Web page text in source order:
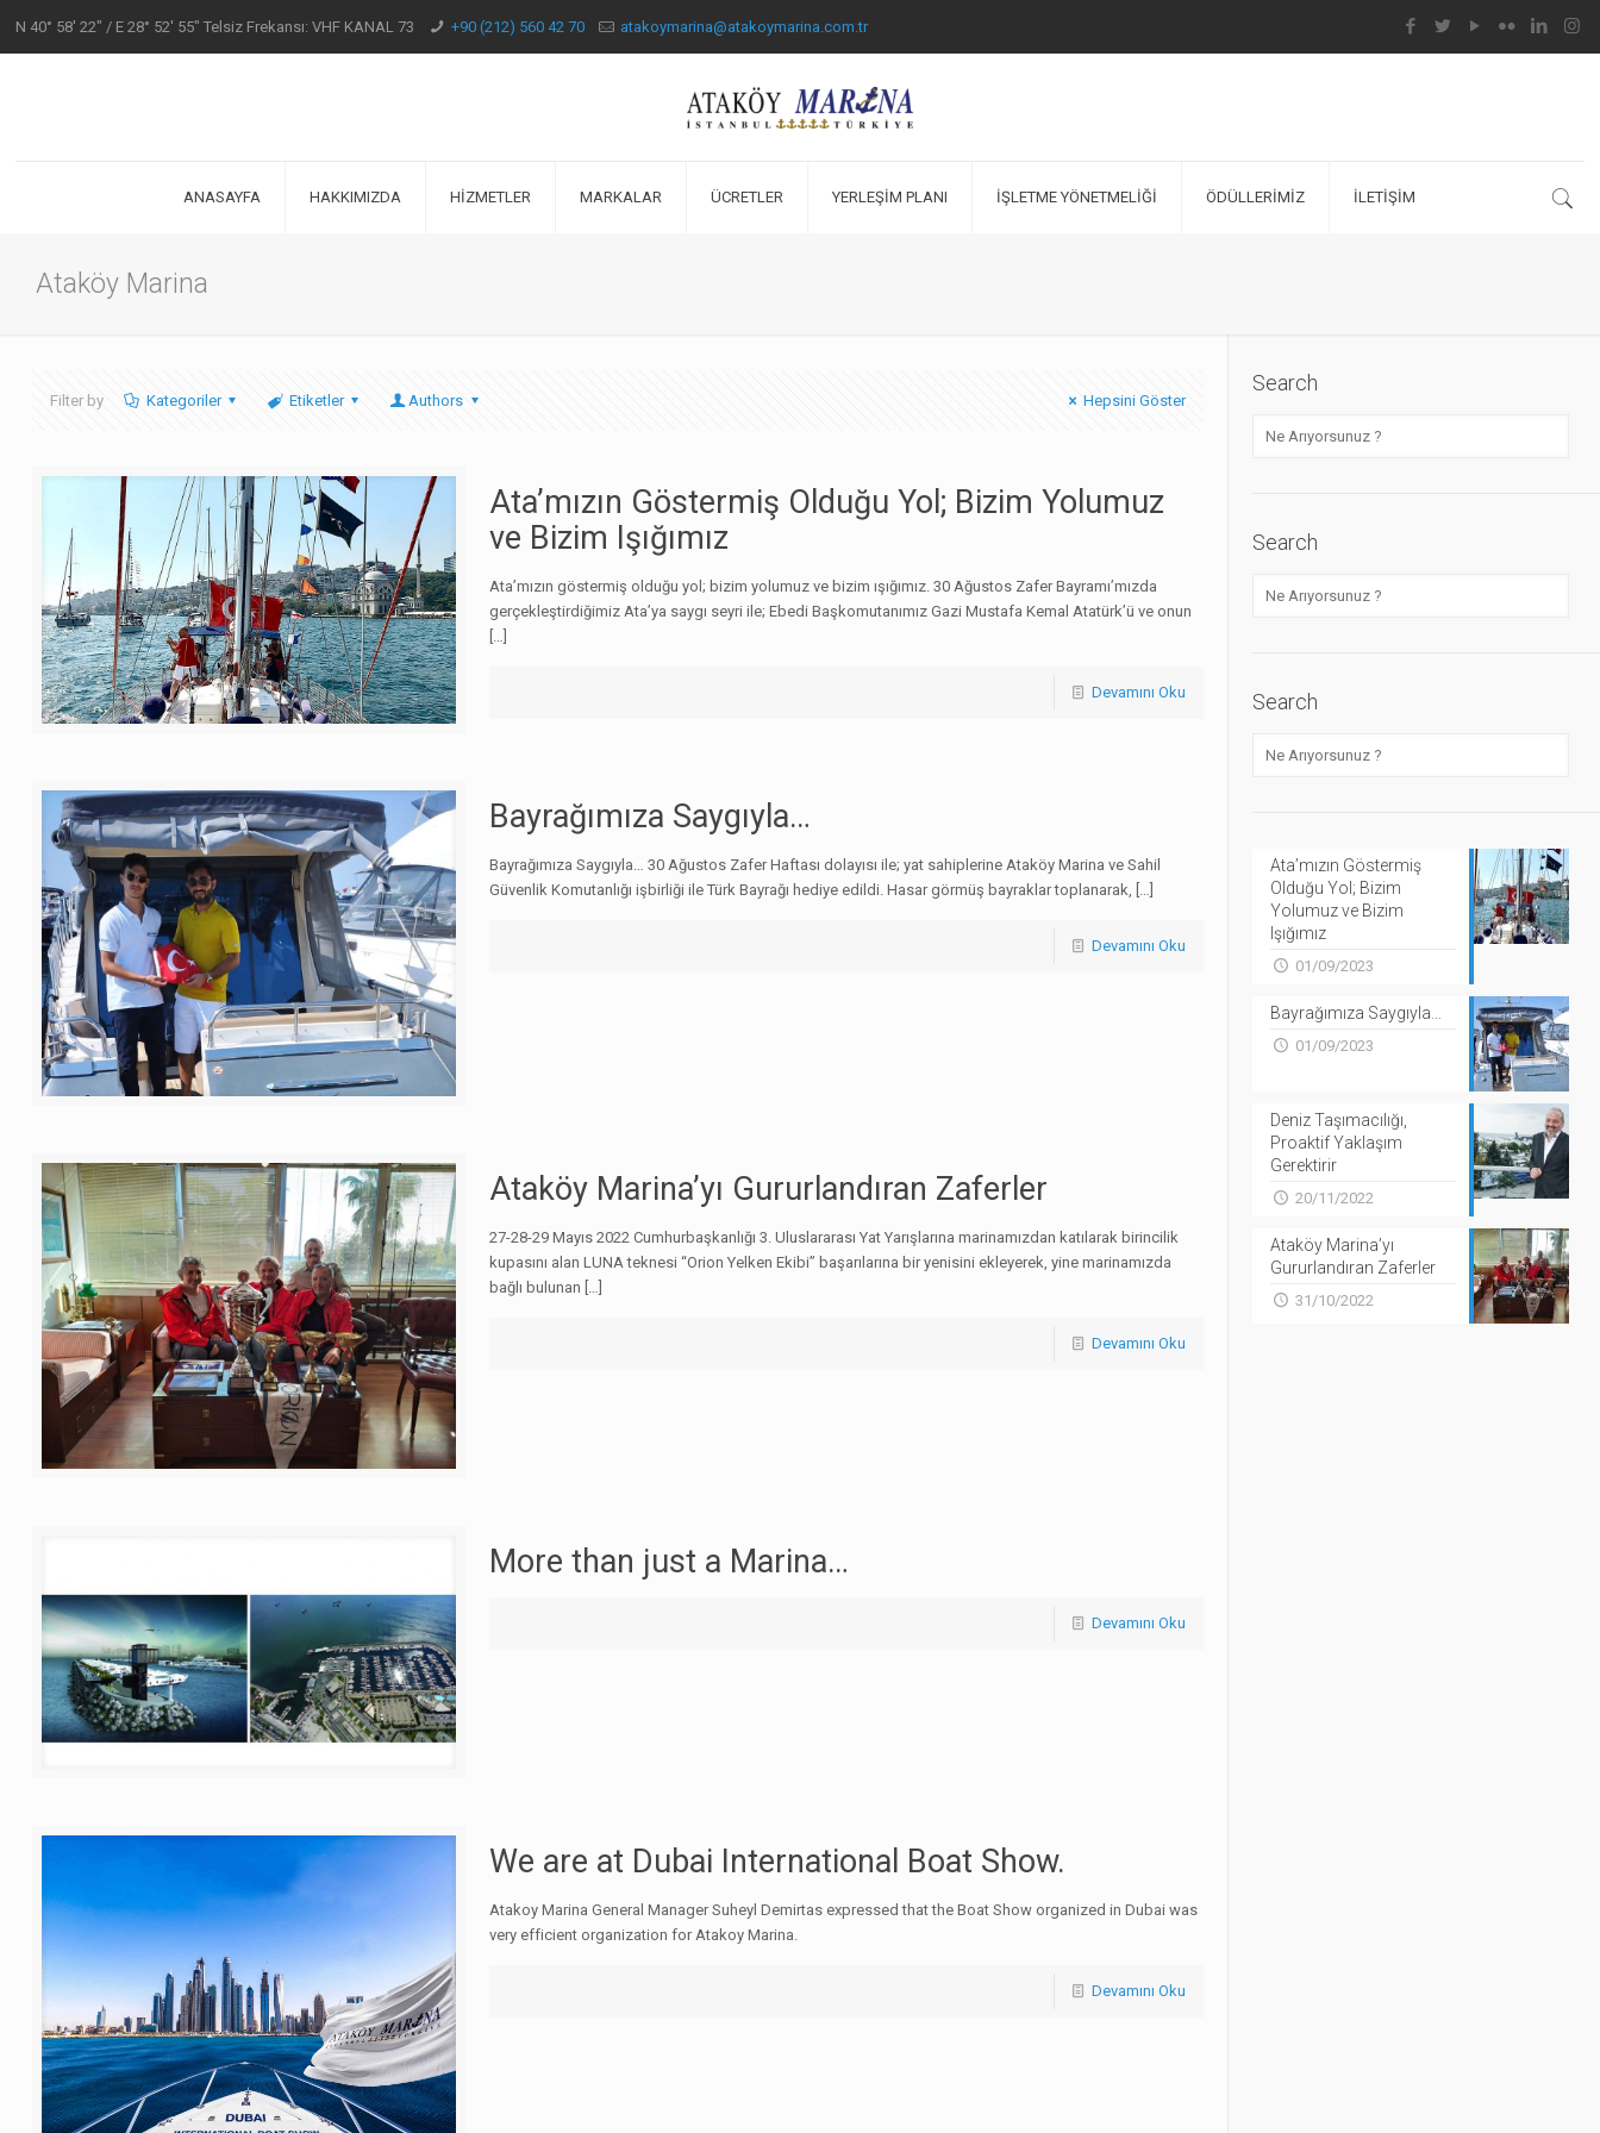
N 40° 58' 22" / E 28° 52' 55" Telsiz Frekansı: VHF KANAL 73 +90 (212) 560 42 70 atakoymarina@atakoymarina.com.tr
ANASAYFA HAKKIMIZDA HİZMETLER MARKALAR ÜCRETLER YERLEŞİM PLANI İŞLETME YÖNETMELİĞİ ÖDÜLLERİMİZ İLETİŞİM
Ataköy Marina
Filter by Kategoriler Etiketler Authors Hepsini Göster
Ata’mızın Göstermiş Olduğu Yol; Bizim Yolumuz
ve Bizim Işığımız
Ata’mızın göstermiş olduğu yol; bizim yolumuz ve bizim ışığımız. 30 Ağustos Zafer Bayramı’mızda
gerçekleştirdiğimiz Ata’ya saygı seyri ile; Ebedi Başkomutanımız Gazi Mustafa Kemal Atatürk’ü ve onun
[…]
Devamını Oku
Bayrağımıza Saygıyla…
Bayrağımıza Saygıyla… 30 Ağustos Zafer Haftası dolayısı ile; yat sahiplerine Ataköy Marina ve Sahil
Güvenlik Komutanlığı işbirliği ile Türk Bayrağı hediye edildi. Hasar görmüş bayraklar toplanarak, […]
Devamını Oku
Ataköy Marina’yı Gururlandıran Zaferler
27-28-29 Mayıs 2022 Cumhurbaşkanlığı 3. Uluslararası Yat Yarışlarına marinamızdan katılarak birincilik
kupasını alan LUNA teknesi “Orion Yelken Ekibi” başarılarına bir yenisini ekleyerek, yine marinamızda
bağlı bulunan […]
Devamını Oku
More than just a Marina…
Devamını Oku
We are at Dubai International Boat Show.
Atakoy Marina General Manager Suheyl Demirtas expressed that the Boat Show organized in Dubai was
very efficient organization for Atakoy Marina.
Devamını Oku
Search
Search
Search
Ata’mızın Göstermiş
Olduğu Yol; Bizim
Yolumuz ve Bizim
Işığımız
01/09/2023
Bayrağımıza Saygıyla…
01/09/2023
Deniz Taşımacılığı,
Proaktif Yaklaşım
Gerektirir
20/11/2022
Ataköy Marina’yı
Gururlandıran Zaferler
31/10/2022